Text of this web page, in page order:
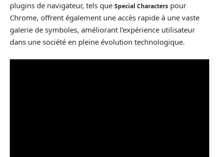
plugins de navigateur, tels que Special Characters pour
Chrome, offrent également une accès rapide à une vaste
galerie de symboles, améliorant l’expérience utilisateur
dans une société en pleine évolution technologique.